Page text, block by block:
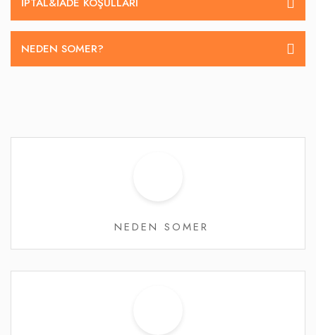
NEDEN SOMER?
NEDEN SOMER